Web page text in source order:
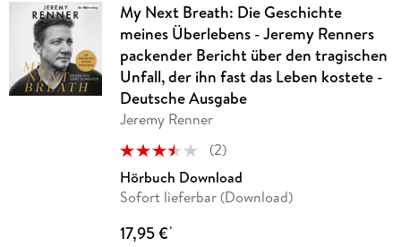
My Next Breath: Die Geschichte
meines Überlebens - Jeremy Renners
packender Bericht über den tragischen
Unfall, der ihn fast das Leben kostete -
Deutsche Ausgabe
Jeremy Renner
(2)
Hörbuch Download
Sofort lieferbar (Download)
17,95 €*